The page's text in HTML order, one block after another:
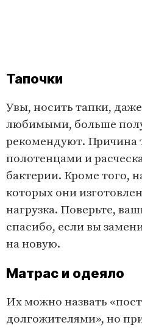
Тапочки
Увы, носить тапки,
любимыми, больше
рекомендуют. Причина
полотенцами и
бактерии. Кроме того,
которых они
нагрузка. Поверьте,
спасибо, если вы
на новую.
Матрас и одеяло
Их можно назвать
долгожителями», но